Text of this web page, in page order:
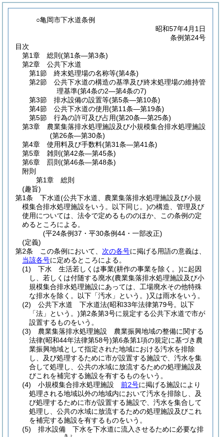
○亀岡市下水道条例
昭和57年4月1日
条例第24号
目次
第1章
総則 (第1条―第3条)
第2章
公共下水道
第1節
終末処理場の名称等(第4条)
第2節
公共下水道の構造の基準及び終末処理場の維持管
理基準(第4条の2―第4条の7)
第3節
排水設備の設置等(第5条―第10条)
第4節
公共下水道の使用(第11条―第19条)
第5節
行為の許可及び占用(第20条―第25条)
第3章
農業集落排水処理施設及び小規模集合排水処理施設
(第26条―第30条)
第4章
使用料及び手数料(第31条―第41条)
第5章
雑則 (第42条―第45条)
第6章
罰則 (第46条―第48条)
附則
第1章
総則
(趣旨)
第1条
下水道(公共下水道、農業集落排水処理施設及び小規
模集合排水処理施設をいう。以下同じ。)の構造、管理及び
使用については、法令で定めるもののほか、この条例の定
めるところによる。
(平24条例37・平30条例44・一部改正)
(定義)
第2条
この条例において、 次の各号に掲げる用語の意義は、
当該各号に定めるところによる。
(1)
下水 生活若しくは事業(耕作の事業を除く。)に起因
し、若しくは付随する廃水(農業集落排水処理施設及び小
規模集合排水処理施設にあっては、工場廃水その他特殊
な排水を除く。以下「汚水」という。)又は雨水をいう。
(2)
公共下水道 下水道法(昭和33年法律第79号。以下
「法」という。)第2条第3号に規定する公共下水道で市が
設置するものをいう。
(3)
農業集落排水処理施設 農業振興地域の整備に関する
法律(昭和44年法律第58号)第6条第1項の規定に基づき農
業振興地域として指定された地域における汚水を排除
し、及び処理するために市が設置する施設で、汚水を集
合して処理し、公共の水域に放流するための処理施設及
びこれを補完する施設を有するものをいう。
(4)
小規模集合排水処理施設 前2号に掲げる施設により
処理される地域以外の地域内において汚水を排除し、及
び処理するために市が設置する施設で、汚水を集合して
処理し、公共の水域に放流するための処理施設及びこれ
を補完する施設を有するものをいう。
(5)
排水設備 下水を下水道に流入させるために必要な排
きょ